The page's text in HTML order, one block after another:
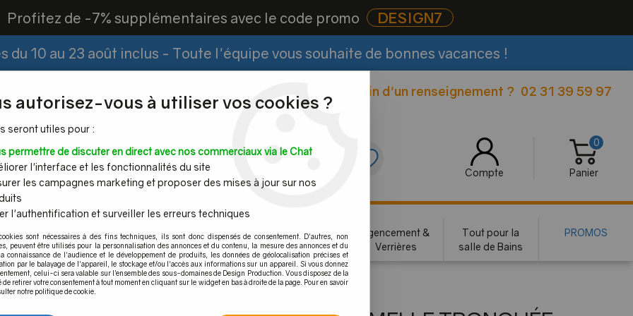
Profitez de -7% supplémentaires avec le code promo DESIGN7
du 10 au 23 août inclus - Toute l'équipe vous souhaite de bonnes vacances !
Besoin d'un renseignement ? 02 31 39 59 97
Espace PRO
Compte
0
Panier
Mains
Tubes et
barres inox
Câble inox &
filet inox
Quincaillerie
pour porte
Agencement &
Verrières
Tout pour la
salle de Bains
PROMOS
inox>Embase murale femelle tronquée
autorisez-vous à utiliser vos cookies ?
seront utiles pour :
permettre de discuter en direct avec nos commerciaux via le Chat
l'interface et les fonctionnalités du site
les campagnes marketing et proposer des mises à jour sur nos
l'authentification et surveiller les erreurs techniques
sont nécessaires à des fins techniques, ils sont donc dispensés de consentement. D'autres, non
peuvent être utilisés pour la personnalisation des annonces et du contenu, la mesure des annonces et du
connaissance de l'audience et le développement de produits, les données de géolocalisation précises et
par le balayage de l'appareil, le stockage et/ou l'accès aux informations sur un appareil. Si vous donnez
celui-ci sera valable sur l’ensemble des sous-domaines de Design Production. Vous disposez de la
retirer votre consentement à tout moment en cliquant sur le widget en bas à droite de la page. Pour en savoir
notre politique de cookie.